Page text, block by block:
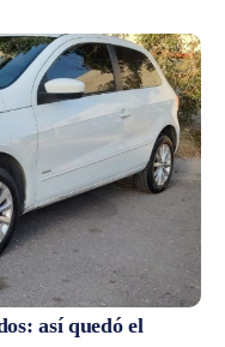
así quedó el